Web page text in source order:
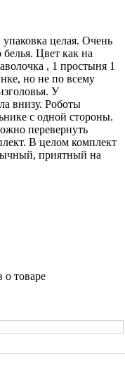
целая. Очень
Цвет как на
, 1 простыня 1
но не по всему
У
внизу. Роботы
с одной стороны.
перевернуть
В целом комплект
приятный на
о товаре